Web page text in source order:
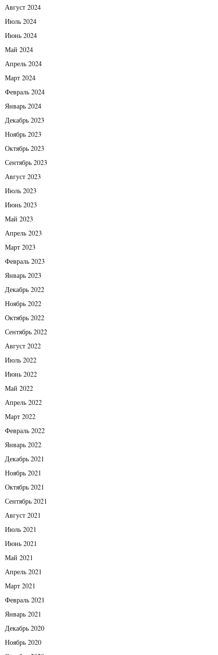
Август 2024
Июль 2024
Июнь 2024
Май 2024
Апрель 2024
Март 2024
Февраль 2024
Январь 2024
Декабрь 2023
Ноябрь 2023
Октябрь 2023
Сентябрь 2023
Август 2023
Июль 2023
Июнь 2023
Май 2023
Апрель 2023
Март 2023
Февраль 2023
Январь 2023
Декабрь 2022
Ноябрь 2022
Октябрь 2022
Сентябрь 2022
Август 2022
Июль 2022
Июнь 2022
Май 2022
Апрель 2022
Март 2022
Февраль 2022
Январь 2022
Декабрь 2021
Ноябрь 2021
Октябрь 2021
Сентябрь 2021
Август 2021
Июль 2021
Июнь 2021
Май 2021
Апрель 2021
Март 2021
Февраль 2021
Январь 2021
Декабрь 2020
Ноябрь 2020